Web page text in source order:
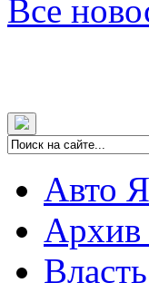
Все
Авто
Архив
Власть